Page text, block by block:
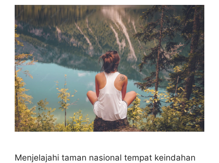
Menjelajahi taman nasional tempat keindahan